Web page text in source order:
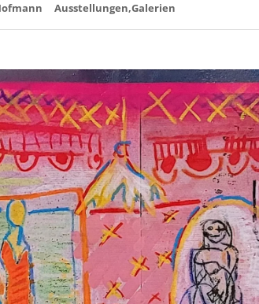
Ausstellungen Galerien